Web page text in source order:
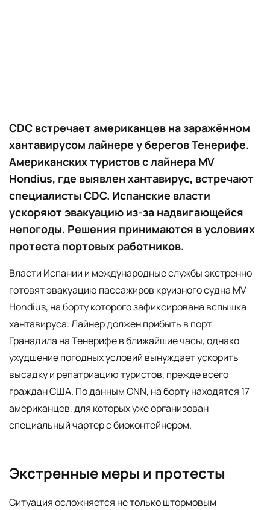
CDC встречает американцев на заражённом
хантавирусом лайнере у берегов Тенерифе.
Американских туристов с лайнера MV
Hondius, где выявлен хантавирус, встречают
специалисты CDC. Испанские власти
ускоряют эвакуацию из-за надвигающейся
непогоды. Решения принимаются в условиях
протеста портовых работников.
Власти Испании и международные службы экстренно
готовят эвакуацию пассажиров круизного судна MV
Hondius, на борту которого зафиксирована вспышка
хантавируса. Лайнер должен прибыть в порт
Гранадила на Тенерифе в ближайшие часы, однако
ухудшение погодных условий вынуждает ускорить
высадку и репатриацию туристов, прежде всего
граждан США. По данным CNN, на борту находятся 17
американцев, для которых уже организован
специальный чартер с биоконтейнером.
Экстренные меры и протесты
Ситуация осложняется не только штормовым